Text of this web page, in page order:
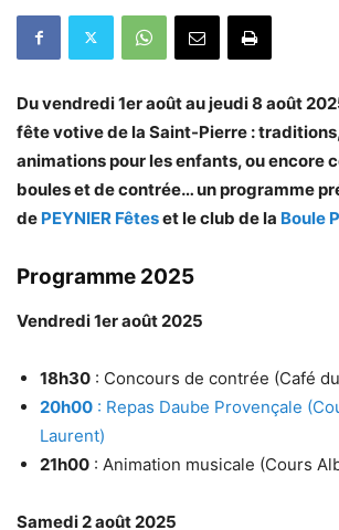
Du vendredi 1er août au jeudi 8 août
fête votive de la Saint-Pierre :
animations pour les enfants, ou encore
boules et de contrée… un programme
de PEYNIER Fêteset le club de la Boule
Programme 2025
Vendredi 1er août 2025
18h30 : Concours de contrée (Café
20h00 : Repas Daube Provençale
Laurent)
21h00 : Animation musicale (Cours
Samedi 2 août 2025